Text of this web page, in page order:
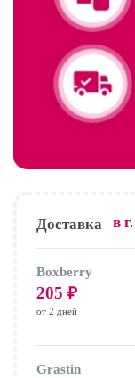
Доставка в г.
Boxberry
205 ₽
от 2 дней
Grastin